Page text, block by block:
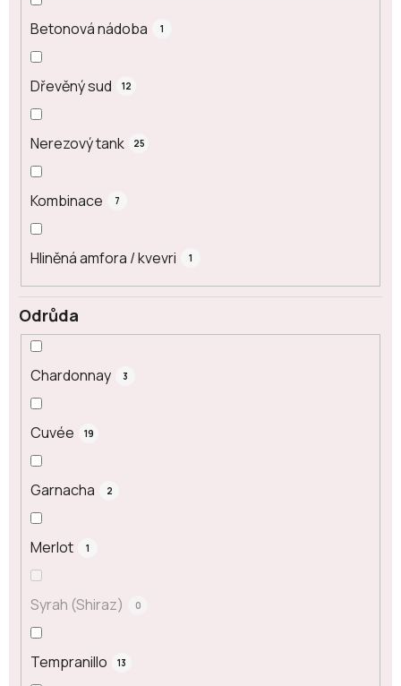
Odrůda
Chardonnay 3
Cuvée 19
Garnacha 2
Merlot 1
Syrah (Shiraz) 0
Tempranillo 13
Betonová nádoba 1
Dřevěný sud 12
Nerezový tank 25
Kombinace 7
Hliněná amfora / kvevri 1